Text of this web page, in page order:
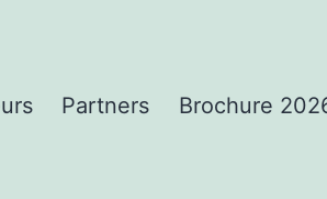
Partners Brochure